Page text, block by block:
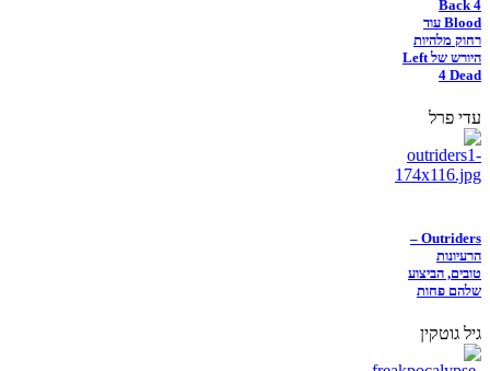
Back 4
Blood עוד
רחוק מלהיות
היורש של Left
4 Dead
עדי פרל
Outriders –
הרעיונות
טובים, הביצוע
שלהם פחות
גיל גוטקין